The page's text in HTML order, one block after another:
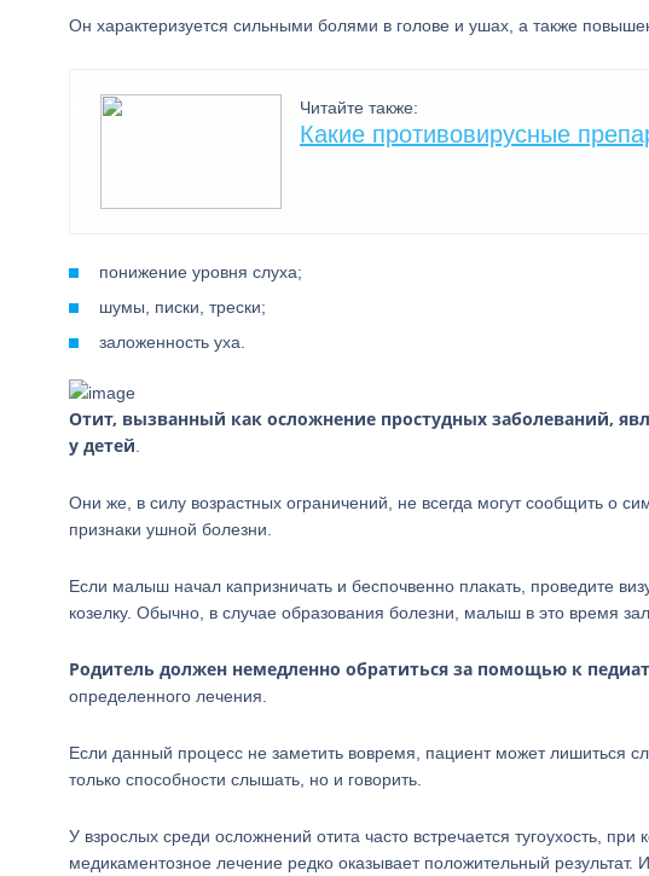
Он характеризуется сильными болями в голове и ушах, а также
Читайте также:
Какие противовирусные
понижение уровня слуха;
шумы, писки, трески;
заложенность уха.
Отит, вызванный как осложнение простудных заболеваний,
у детей
Они же, в силу возрастных ограничений, не всегда могут сообщить о
признаки ушной болезни.
Если малыш начал капризничать и беспочвенно плакать, проведите
козелку. Обычно, в случае образования болезни, малыш в это время
Родитель должен немедленно обратиться за помощью к
определенного лечения.
Если данный процесс не заметить вовремя, пациент может лишиться
только способности слышать, но и говорить.
У взрослых среди осложнений отита часто встречается тугоухость,
медикаментозное лечение редко оказывает положительный результат.